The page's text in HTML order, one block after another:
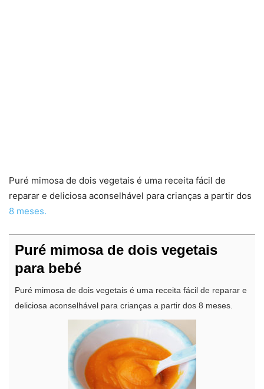
Puré mimosa de dois vegetais é uma receita fácil de
reparar e deliciosa aconselhável para crianças a partir dos
8 meses.
Puré mimosa de dois vegetais
para bebé
Puré mimosa de dois vegetais é uma receita fácil de reparar e
deliciosa aconselhável para crianças a partir dos 8 meses.